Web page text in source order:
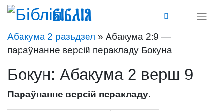
Біблія
Абакума 2 разьдзел » Абакума 2:9 —
параўнанне версій перакладу Бокуна
Бокун: Абакума 2 верш 9
Параўнанне версій перакладу.